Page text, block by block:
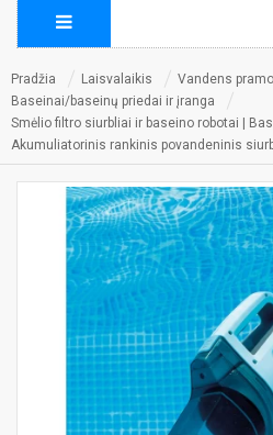
Pradžia Laisvalaikis
Vandens
Baseinai/baseinų priedai ir įranga
Smėlio filtro siurbliai ir baseino robotai |
Akumuliatorinis rankinis povandeninis